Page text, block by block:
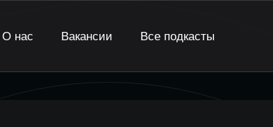
О нас Вакансии Все подкасты